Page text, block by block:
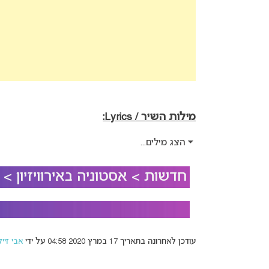
מילות השיר / Lyrics:
הצג מילים...
חדשות > אסטוניה באירוויזיון >
עודכן לאחרונה בתאריך 17 במרץ 2020 04:58 על ידי אבי